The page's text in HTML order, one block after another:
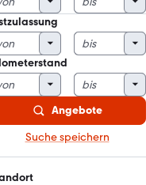
Angebote
Suche speichern